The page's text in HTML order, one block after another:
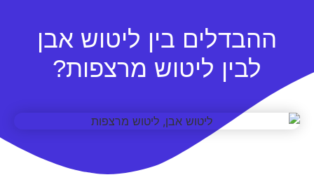
ההבדלים בין ליטוש אבן
לבין ליטוש מרצפות?